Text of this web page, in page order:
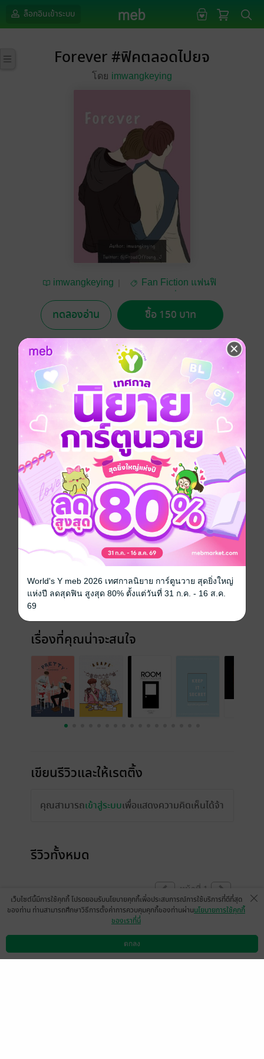
ล็อกอินเข้าระบบ
Forever #ฟิคตลอดไปยจ
โดย imwangkeying
imwangkeying
Fan Fiction แฟนฟิ
ทดลองอ่าน ซื้อ 150 บาท
ซื้อเป็นของขวัญ ติดตาม แชร์
เขาว่ากันว่า...ถ้าหากเรามีความสุขเวลามักจะเดินเร็วขึ้น
เป็นเท่าตัว
เห็นว่ามันจะจริงแล้วล่ะ 1 ปี มันแค่ระยะเวลาสั้นๆเท่านั้น
เอง ; แฟนฟิคโรแมนติกดราม่า อบอุ่นหัวใจจนคุณวางไม่
ลง (เนื้อเรื่องหลัก + special ที่ไม่สามารถอ่านได้จากที่ไหน
นอกจากในเล่ม!)
ประเภทไฟล์ pdf, epub (สารบัญ)
ความยาว 591 หน้า (≈ 139,927 คำ)
ราคาปก
เรื่องที่คุณน่าจะสนใจ
เขียนรีวิวและให้เรตติ้ง
คุณสามารถเข้าสู่ระบบเพื่อแสดงความคิดเห็นได้จ้า
รีวิวทั้งหมด
หน้าที่ 1
imwangkeying
ดาวน์โหลดแอป วิธีการใช้งาน ติดต่อเรา
เว็บไซต์นี้มีการใช้คุกกี้ โปรดยอมรับนโยบายคุกกี้เพื่อประสบการณ์การใช้บริการที่ดีที่สุด
ของท่าน ท่านสามารถศึกษาวิธีการตั้งค่าการควบคุมคุกกี้ของท่านผ่านนโยบายการใช้คุกกี้
ของเราที่นี่
ตกลง
World's Y meb 2026 เทศกาลนิยาย การ์ตูนวาย สุดยิ่งใหญ่
แห่งปี ลดสุดฟิน สูงสุด 80% ตั้งแต่วันที่ 31 ก.ค. - 16 ส.ค.
69